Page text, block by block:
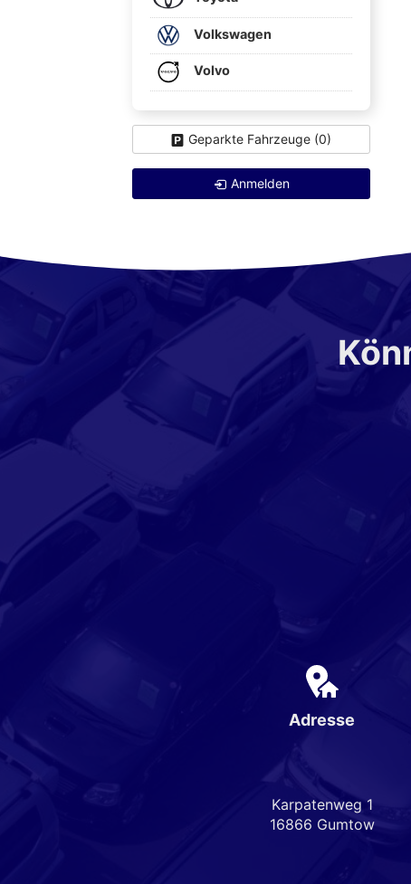
Volkswagen
Volvo
Geparkte Fahrzeuge (0)
Anmelden
Adresse
Karpatenweg 1
16866 Gumtow